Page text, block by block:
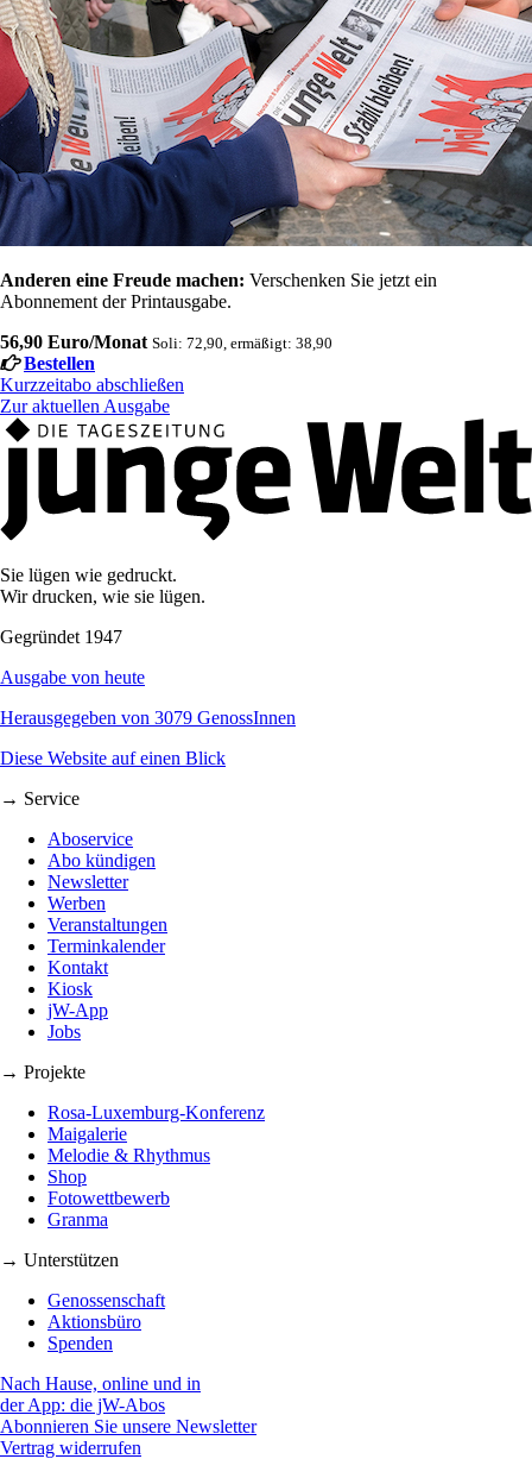
Anderen eine Freude machen: Verschenken Sie jetzt ein
Abonnement der Printausgabe.
56,90 Euro/Monat Soli: 72,90, ermäßigt: 38,90
Bestellen
Kurzzeitabo abschließen
Zur aktuellen Ausgabe
Sie lügen wie gedruckt.
Wir drucken, wie sie lügen.
Gegründet 1947
Ausgabe von heute
Herausgegeben von 3079 GenossInnen
Diese Website auf einen Blick
→ Service
Aboservice
Abo kündigen
Newsletter
Werben
Veranstaltungen
Terminkalender
Kontakt
Kiosk
jW-App
Jobs
→ Projekte
Rosa-Luxemburg-Konferenz
Maigalerie
Melodie & Rhythmus
Shop
Fotowettbewerb
Granma
→ Unterstützen
Genossenschaft
Aktionsbüro
Spenden
Nach Hause, online und in
der App: die jW-Abos
Abonnieren Sie unsere Newsletter
Vertrag widerrufen